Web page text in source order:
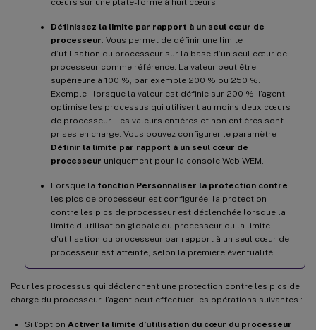
Définissez la limite par rapport à un seul cœur de
processeur . Vous permet de définir une limite
d’utilisation du processeur sur la base d’un seul cœur de
processeur comme référence. La valeur peut être
supérieure à 100 %, par exemple 200 % ou 250 %.
Exemple : lorsque la valeur est définie sur 200 %, l’agent
optimise les processus qui utilisent au moins deux cœurs
de processeur. Les valeurs entières et non entières sont
prises en charge. Vous pouvez configurer le paramètre
Définir la limite par rapport à un seul cœur de
processeur uniquement pour la console Web WEM.
Lorsque la fonction Personnaliser la protection contre
les pics de processeur est configurée, la protection
contre les pics de processeur est déclenchée lorsque la
limite d’utilisation globale du processeur ou la limite
d’utilisation du processeur par rapport à un seul cœur de
processeur est atteinte, selon la première éventualité.
Pour les processus qui déclenchent une protection contre les pics de
charge du processeur, l’agent peut effectuer les opérations suivantes :
Si l’option Activer la limite d’utilisation du cœur du processeur